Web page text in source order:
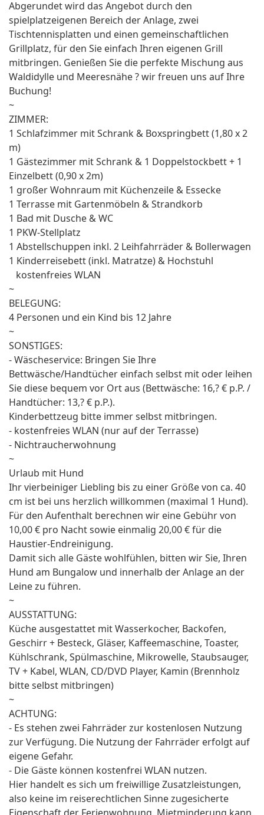
Abgerundet wird das Angebot durch den
spielplatzeigenen Bereich der Anlage, zwei
Tischtennisplatten und einen gemeinschaftlichen
Grillplatz, für den Sie einfach Ihren eigenen Grill
mitbringen. Genießen Sie die perfekte Mischung aus
Waldidylle und Meeresnähe ? wir freuen uns auf Ihre
Buchung!
~
ZIMMER:
1 Schlafzimmer mit Schrank & Boxspringbett (1,80 x 2
m)
1 Gästezimmer mit Schrank & 1 Doppelstockbett + 1
Einzelbett (0,90 x 2m)
1 großer Wohnraum mit Küchenzeile & Essecke
1 Terrasse mit Gartenmöbeln & Strandkorb
1 Bad mit Dusche & WC
1 PKW-Stellplatz
1 Abstellschuppen inkl. 2 Leihfahrräder & Bollerwagen
1 Kinderreisebett (inkl. Matratze) & Hochstuhl
kostenfreies WLAN
~
BELEGUNG:
4 Personen und ein Kind bis 12 Jahre
~
SONSTIGES:
- Wäscheservice: Bringen Sie Ihre
Bettwäsche/Handtücher einfach selbst mit oder leihen
Sie diese bequem vor Ort aus (Bettwäsche: 16,? € p.P. /
Handtücher: 13,? € p.P.).
Kinderbettzeug bitte immer selbst mitbringen.
- kostenfreies WLAN (nur auf der Terrasse)
- Nichtraucherwohnung
~
Urlaub mit Hund
Ihr vierbeiniger Liebling bis zu einer Größe von ca. 40
cm ist bei uns herzlich willkommen (maximal 1 Hund).
Für den Aufenthalt berechnen wir eine Gebühr von
10,00 € pro Nacht sowie einmalig 20,00 € für die
Haustier-Endreinigung.
Damit sich alle Gäste wohlfühlen, bitten wir Sie, Ihren
Hund am Bungalow und innerhalb der Anlage an der
Leine zu führen.
~
AUSSTATTUNG:
Küche ausgestattet mit Wasserkocher, Backofen,
Geschirr + Besteck, Gläser, Kaffeemaschine, Toaster,
Kühlschrank, Spülmaschine, Mikrowelle, Staubsauger,
TV + Kabel, WLAN, CD/DVD Player, Kamin (Brennholz
bitte selbst mitbringen)
~
ACHTUNG:
- Es stehen zwei Fahrräder zur kostenlosen Nutzung
zur Verfügung. Die Nutzung der Fahrräder erfolgt auf
eigene Gefahr.
- Die Gäste können kostenfrei WLAN nutzen.
Hier handelt es sich um freiwillige Zusatzleistungen,
also keine im reiserechtlichen Sinne zugesicherte